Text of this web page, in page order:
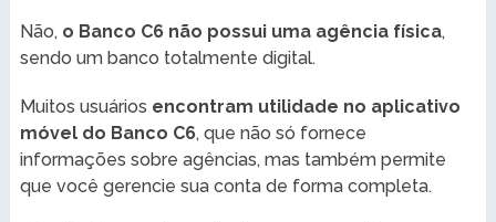
Não, o Banco C6 não possui uma agência física,
sendo um banco totalmente digital.
Muitos usuários encontram utilidade no aplicativo
móvel do Banco C6, que não só fornece
informações sobre agências, mas também permite
que você gerencie sua conta de forma completa.